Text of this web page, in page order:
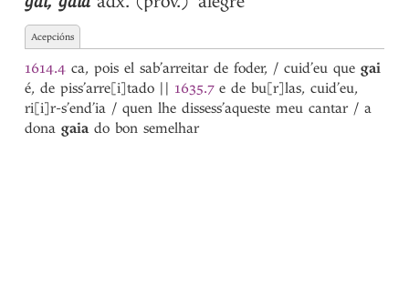
galguilinho
galhardia
galinha
Galinha
galion
Galisteu
Galiza
Acepcións
1614.4 ca, pois el sab’arreitar de foder, / cuid’eu quegai
é, de piss’arre[i]tado || 1635.7e de bu[r]las, cuid’eu,
ri[i]r-s’end’ia / quen lhe dissess’aqueste meu cantar / a
donagaiado bon semelhar